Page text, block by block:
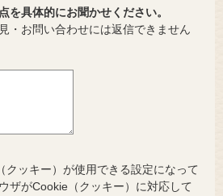
を具体的にお聞かせください。
・お問い合わせには返信できません
ッキー）が使用できる設定になって
ザがCookie（クッキー）に対応して